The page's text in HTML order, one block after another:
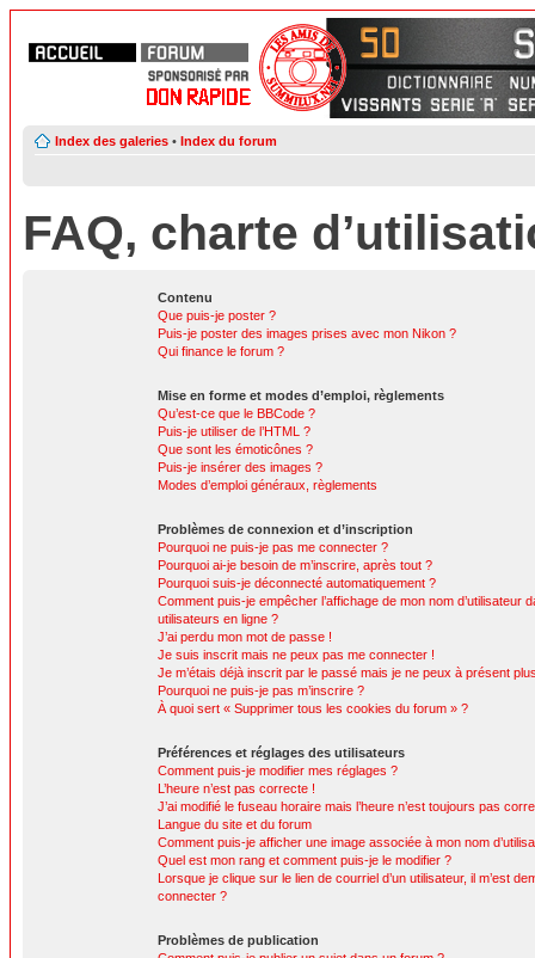
Index des galeries • Index du forum
FAQ, charte
Contenu
Que puis-je poster ?
Puis-je poster des images prises avec mon Nikon ?
Qui finance le forum ?
Mise en forme et modes d’emploi, règlements
Qu’est-ce que le BBCode ?
Puis-je utiliser de l’HTML ?
Que sont les émoticônes ?
Puis-je insérer des images ?
Modes d’emploi généraux, règlements
Problèmes de connexion et d’inscription
Pourquoi ne puis-je pas me connecter ?
Pourquoi ai-je besoin de m’inscrire, après tout ?
Pourquoi suis-je déconnecté automatiquement ?
Comment puis-je empêcher l’affichage de mon nom d’utilisateur
utilisateurs en ligne ?
J’ai perdu mon mot de passe !
Je suis inscrit mais ne peux pas me connecter !
Je m’étais déjà inscrit par le passé mais je ne peux à présent
Pourquoi ne puis-je pas m’inscrire ?
À quoi sert « Supprimer tous les cookies du forum » ?
Préférences et réglages des utilisateurs
Comment puis-je modifier mes réglages ?
L’heure n’est pas correcte !
J’ai modifié le fuseau horaire mais l’heure n’est toujours pas
Langue du site et du forum
Comment puis-je afficher une image associée à mon nom
Quel est mon rang et comment puis-je le modifier ?
Lorsque je clique sur le lien de courriel d’un utilisateur, il m’est
connecter ?
Problèmes de publication